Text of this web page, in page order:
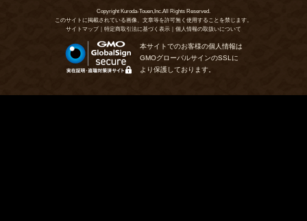
Copyright Kuroda-Touen,Inc.All Rights Reserved.
このサイトに掲載されている画像、文章等を許可無く使用することを禁じます。
サイトマップ
特定商取引法に基づく表示 個人情報の取扱いについて
本サイトでのお客様の個人情報は
GMOグローバルサインのSSLに
より保護しております。